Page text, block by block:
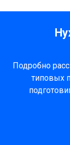
Подробно
типовых